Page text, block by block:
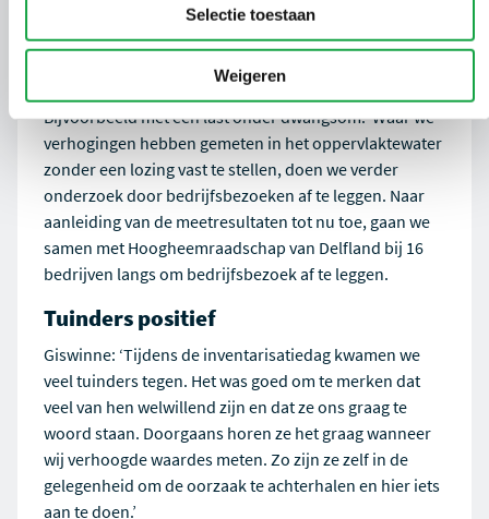
Selectie toestaan
Weigeren
Waar we overtredingen vaststellen kunnen we kiezen
voor een waarschuwing of voor handhaven.
Bijvoorbeeld met een last onder dwangsom. Waar we
verhogingen hebben gemeten in het oppervlaktewater
zonder een lozing vast te stellen, doen we verder
onderzoek door bedrijfsbezoeken af te leggen. Naar
aanleiding van de meetresultaten tot nu toe, gaan we
samen met Hoogheemraadschap van Delfland bij 16
bedrijven langs om bedrijfsbezoek af te leggen.
Tuinders positief
Giswinne: ‘Tijdens de inventarisatiedag kwamen we
veel tuinders tegen. Het was goed om te merken dat
veel van hen welwillend zijn en dat ze ons graag te
woord staan. Doorgaans horen ze het graag wanneer
wij verhoogde waardes meten. Zo zijn ze zelf in de
gelegenheid om de oorzaak te achterhalen en hier iets
aan te doen.’